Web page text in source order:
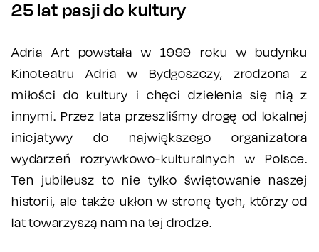
25 lat pasji do kultury
Adria Art powstała w 1999 roku w budynku
Kinoteatru Adria w Bydgoszczy, zrodzona z
miłości do kultury i chęci dzielenia się nią z
innymi. Przez lata przeszliśmy drogę od lokalnej
inicjatywy do największego organizatora
wydarzeń rozrywkowo-kulturalnych w Polsce.
Ten jubileusz to nie tylko świętowanie naszej
historii, ale także ukłon w stronę tych, którzy od
lat towarzyszą nam na tej drodze.